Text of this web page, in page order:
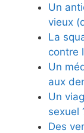
Un
vieux
La
contre
Un
aux
Un
sexuel
Des